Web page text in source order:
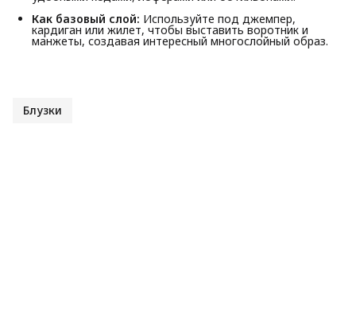
Как базовый слой: Используйте под джемпер,
кардиган или жилет, чтобы выставить воротник и
манжеты, создавая интересный многослойный образ.
Блузки